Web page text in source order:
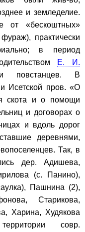
и земледелие.
от «бескоштных»
практически
в период
Е. И.
повстанцев. В
Исетской пров. «О
скота и о помощи
и договорах о
и вдоль дорог
деревнями,
Так, в
дер. Адишева,
(с. Панино),
Пашнина (2),
Старикова,
Харина, Худякова
совр.